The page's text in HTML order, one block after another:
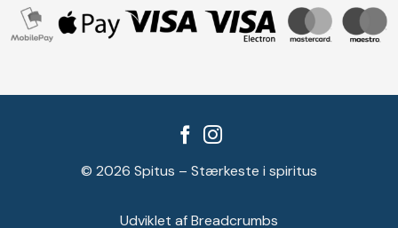
© 2026 Spitus – Stærkeste i spiritus
Udviklet af Breadcrumbs